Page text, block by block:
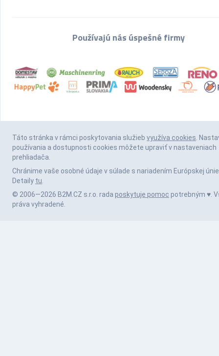
Používajú nás úspešné firmy
Táto stránka v rámci poskytovania služieb využíva cookies.
používania a dostupnosti cookies môžete upraviť v nastaveniach
prehliadača.
Chránime vaše osobné údaje v súlade s nariadením Európskej únie
Detaily tu.
© 2006—2026 B2M.CZ s.r.o. rada poskytuje pomoc potrebným ♥️.
práva vyhradené.